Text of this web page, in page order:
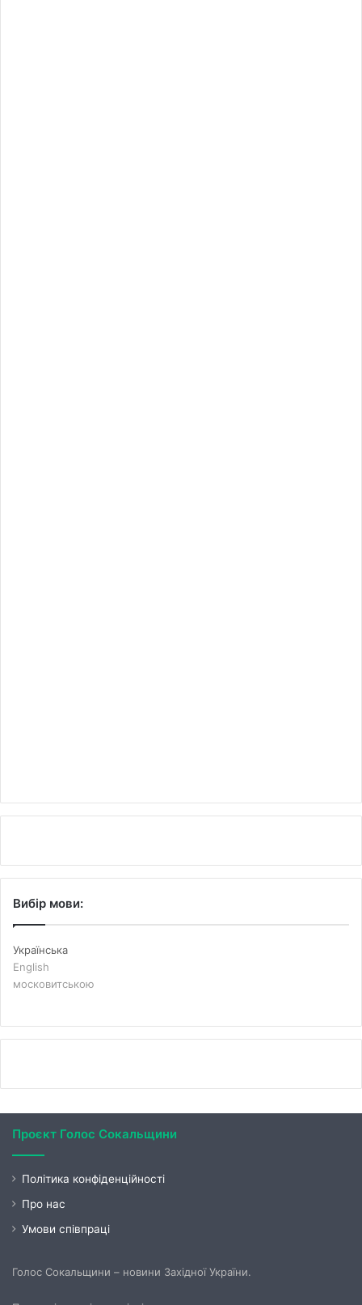
Вибір мови:
Українська
English
московитською
Проєкт Голос Сокальщини
Політика конфіденційності
Про нас
Умови співпраці
Голос Сокальщини – новини Західної України.